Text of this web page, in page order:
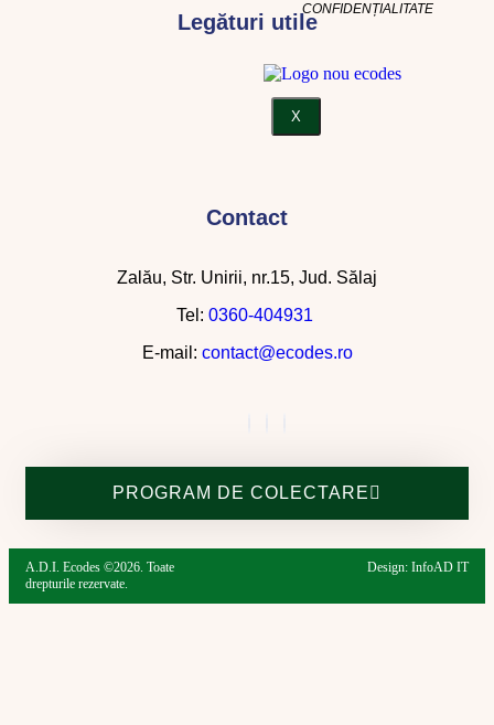
CONFIDENȚIALITATE
X
Legături utile
Contact
Zalău, Str. Unirii, nr.15, Jud. Sălaj
Tel: 0360-404931
E-mail: contact@ecodes.ro
PROGRAM DE COLECTARE
A.D.I. Ecodes ©2026. Toate
drepturile rezervate.
Design: InfoAD IT